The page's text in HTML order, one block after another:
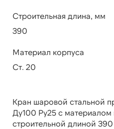
Строительная длина, мм
390
Материал корпуса
Ст. 20
Кран шаровой стальной
Ду100 Ру25 с материалом
строительной длиной